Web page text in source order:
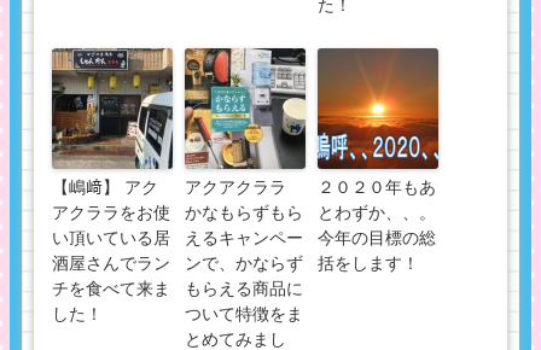
た！
【嶋﨑】 アク
アクララをお使
い頂いている居
酒屋さんでラン
チを食べて来ま
した！
アクアクララ
かなもらずもら
えるキャンペー
ンで、かならず
もらえる商品に
ついて特徴をま
とめてみまし
２０２０年もあ
とわずか、、。
今年の目標の総
括をします！